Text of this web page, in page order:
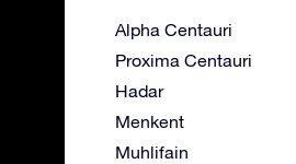
Alpha Centauri
Proxima Centauri
Hadar
Menkent
Muhlifain